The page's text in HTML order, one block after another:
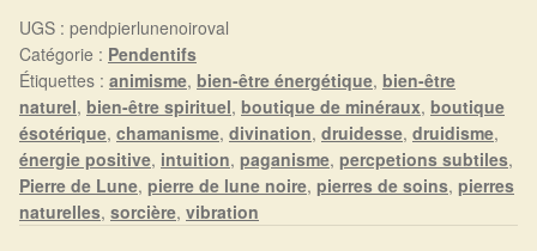
Arts Divinatoires : Percez les Mystères de l’Invisible
Magie: Le Savoir des Sorcières
Protection énergétique : Trouvez votre bouclier
intérieur
Les pierres en détail
UGS : pendpierlunenoiroval
Catégorie : Pendentifs
Étiquettes : animisme, bien-être énergétique, bien-être
naturel, bien-être spirituel, boutique de minéraux, boutique
ésotérique, chamanisme, divination, druidesse, druidisme,
énergie positive, intuition, paganisme, percpetions subtiles,
Pierre de Lune, pierre de lune noire, pierres de soins, pierres
naturelles, sorcière, vibration